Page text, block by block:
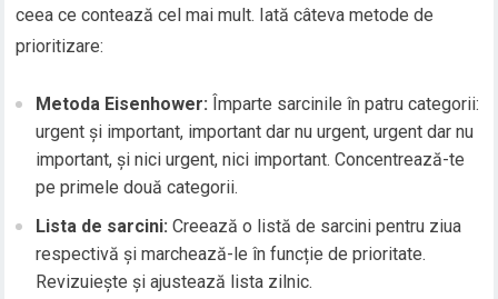
ceea ce contează cel mai mult. Iată câteva metode de
prioritizare:
Metoda Eisenhower: Împarte sarcinile în patru categorii:
urgent și important, important dar nu urgent, urgent dar nu
important, și nici urgent, nici important. Concentrează-te
pe primele două categorii.
Lista de sarcini: Creează o listă de sarcini pentru ziua
respectivă și marchează-le în funcție de prioritate.
Revizuiește și ajustează lista zilnic.